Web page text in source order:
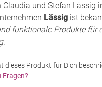
Claudia und Stefan Lässig
Lässig ist
funktionale Produkte für
.
dieses Produkt für Dich
Fragen?